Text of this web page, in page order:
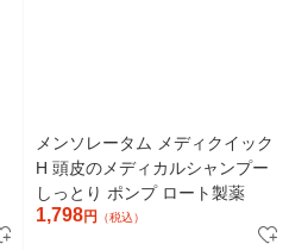
メンソレータム メディクイック
H 頭皮のメディカルシャンプー
しっとり ポンプ ロート製薬
1,798円 （税込）